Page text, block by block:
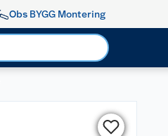
Obs BYGG Montering